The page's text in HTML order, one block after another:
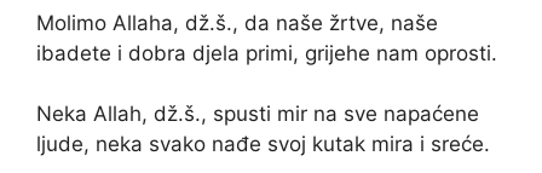
Molimo Allaha, dž.š., da naše žrtve, naše
ibadete i dobra djela primi, grijehe nam oprosti.
Neka Allah, dž.š., spusti mir na sve napaćene
ljude, neka svako nađe svoj kutak mira i sreće.